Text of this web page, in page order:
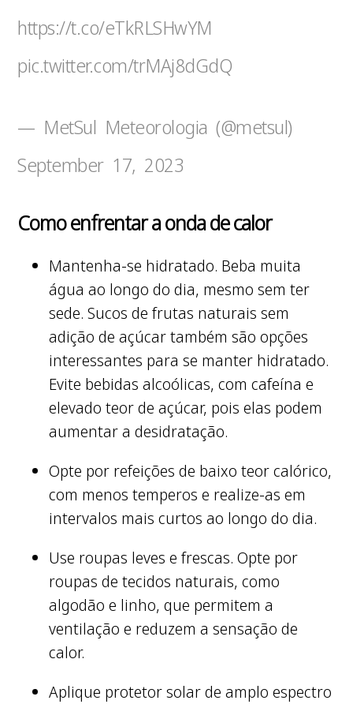
https://t.co/eTkRLSHwYM
pic.twitter.com/trMAj8dGdQ
— MetSul Meteorologia (@metsul)
September 17, 2023
Como enfrentar a onda de calor
Mantenha-se hidratado. Beba muita
água ao longo do dia, mesmo sem ter
sede. Sucos de frutas naturais sem
adição de açúcar também são opções
interessantes para se manter hidratado.
Evite bebidas alcoólicas, com cafeína e
elevado teor de açúcar, pois elas podem
aumentar a desidratação.
Opte por refeições de baixo teor calórico,
com menos temperos e realize-as em
intervalos mais curtos ao longo do dia.
Use roupas leves e frescas. Opte por
roupas de tecidos naturais, como
algodão e linho, que permitem a
ventilação e reduzem a sensação de
calor.
Aplique protetor solar de amplo espectro